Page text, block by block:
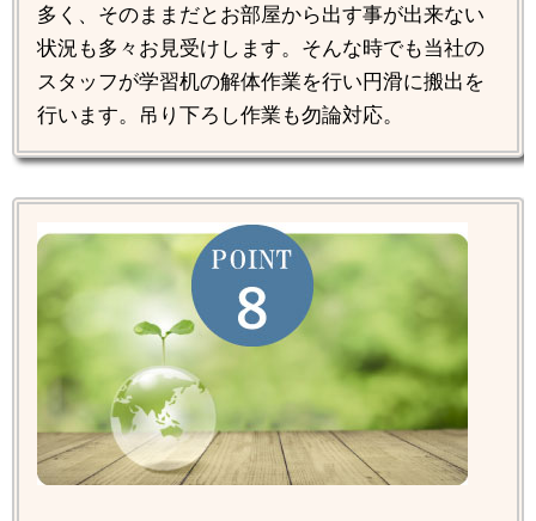
多く、そのままだとお部屋から出す事が出来ない
状況も多々お見受けします。そんな時でも当社の
スタッフが学習机の解体作業を行い円滑に搬出を
行います。吊り下ろし作業も勿論対応。